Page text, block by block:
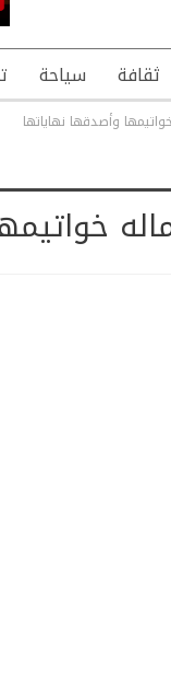
ثقافة سياحة
وأصدقها نهاياتها